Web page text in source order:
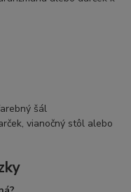
šál
vianočný stôl alebo